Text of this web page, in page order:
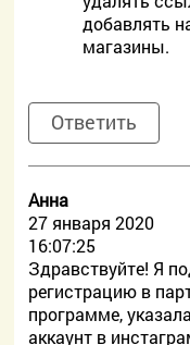
добавлять
магазины.
Ответить
Анна
27 января 2020
16:07:25
Здравствуйте! Я
регистрацию в
программе,
аккаунт в